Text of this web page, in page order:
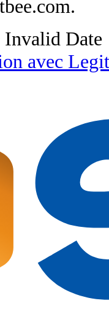
Invalid Date
avec